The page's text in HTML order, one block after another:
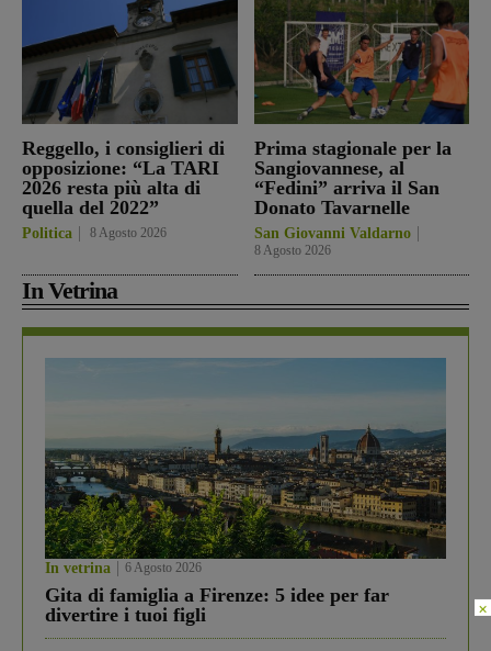
Reggello, i consiglieri di
opposizione: “La TARI
2026 resta più alta di
quella del 2022”
Politica 8 Agosto 2026
Prima stagionale per la
Sangiovannese, al
“Fedini” arriva il San
Donato Tavarnelle
San Giovanni Valdarno
8 Agosto 2026
In Vetrina
In vetrina 6 Agosto 2026
Gita di famiglia a Firenze: 5 idee per far
divertire i tuoi figli
×